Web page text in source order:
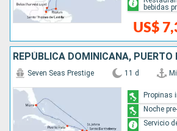
US$
bebidas
Seven Seas Prestige 11 d
Propinas
Noche
Servicio